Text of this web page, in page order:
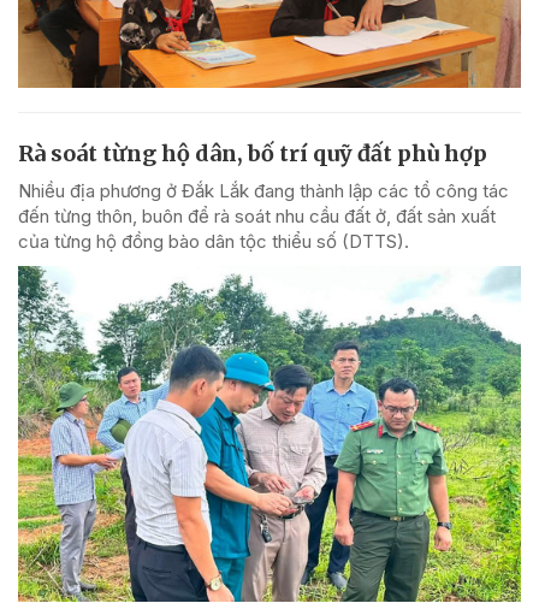
Rà soát từng hộ dân, bố trí quỹ đất phù hợp
Nhiều địa phương ở Đắk Lắk đang thành lập các tổ công tác
đến từng thôn, buôn để rà soát nhu cầu đất ở, đất sản xuất
của từng hộ đồng bào dân tộc thiểu số (DTTS).